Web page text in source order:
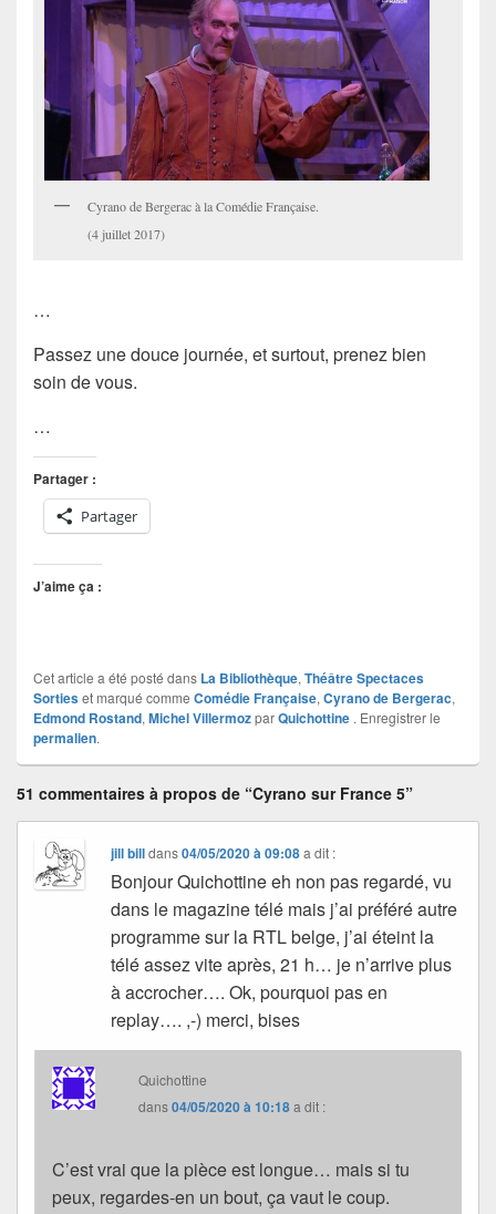
Cyrano de Bergerac à la Comédie Française.
(4 juillet 2017)
…
Passez une douce journée, et surtout, prenez bien
soin de vous.
…
Partager :
Partager
J’aime ça :
Cet article a été posté dans La Bibliothèque, Théâtre Spectaces
Sortieset marqué comme Comédie Française, Cyrano de Bergerac,
Edmond Rostand, Michel VillermozparQuichottine . Enregistrer le
permalien.
51 commentaires à propos de “Cyrano sur France 5”
jill billdans04/05/2020 à 09:08 a dit :
Bonjour Quichottine eh non pas regardé, vu
dans le magazine télé mais j’ai préféré autre
programme sur la RTL belge, j’ai éteint la
télé assez vite après, 21 h… je n’arrive plus
à accrocher…. Ok, pourquoi pas en
replay…. ,-) merci, bises
Quichottine
dans04/05/2020 à 10:18a dit :
C’est vrai que la pièce est longue… mais si tu
peux, regardes-en un bout, ça vaut le coup.